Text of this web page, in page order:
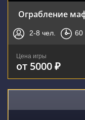
Ограбление
2-8 чел. 60
Цена игры
от 5000 ₽